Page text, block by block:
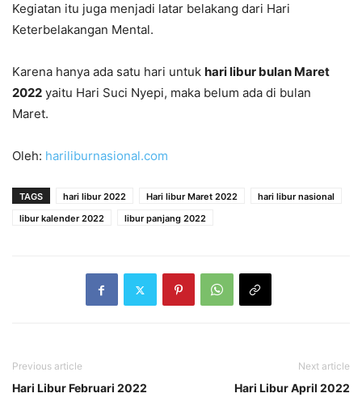
Kegiatan itu juga menjadi latar belakang dari Hari
Keterbelakangan Mental.
Karena hanya ada satu hari untuk hari libur bulan Maret
2022 yaitu Hari Suci Nyepi, maka belum ada di bulan
Maret.
Oleh: hariliburnasional.com
TAGS hari libur 2022 Hari libur Maret 2022
hari libur nasional
libur kalender 2022
libur panjang 2022
Previous article
Hari Libur Februari 2022
Next article
Hari Libur April 2022